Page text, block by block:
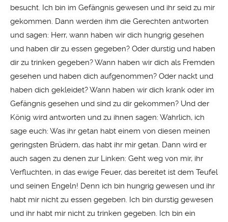
besucht. Ich bin im Gefängnis gewesen und ihr seid zu mir
gekommen. Dann werden ihm die Gerechten antworten
und sagen: Herr, wann haben wir dich hungrig gesehen
und haben dir zu essen gegeben? Oder durstig und haben
dir zu trinken gegeben? Wann haben wir dich als Fremden
gesehen und haben dich aufgenommen? Oder nackt und
haben dich gekleidet? Wann haben wir dich krank oder im
Gefängnis gesehen und sind zu dir gekommen? Und der
König wird antworten und zu ihnen sagen: Wahrlich, ich
sage euch: Was ihr getan habt einem von diesen meinen
geringsten Brüdern, das habt ihr mir getan. Dann wird er
auch sagen zu denen zur Linken: Geht weg von mir, ihr
Verfluchten, in das ewige Feuer, das bereitet ist dem Teufel
und seinen Engeln! Denn ich bin hungrig gewesen und ihr
habt mir nicht zu essen gegeben. Ich bin durstig gewesen
und ihr habt mir nicht zu trinken gegeben. Ich bin ein